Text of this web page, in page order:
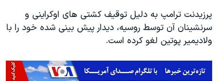
پرزیدنت ترامپ به دلیل توقیف کشتی های اوکراینی و
سرنشینان آن توسط روسیه، دیدار پیش بینی شده خود را با
ولادیمیر پوتین لغو کرده است.